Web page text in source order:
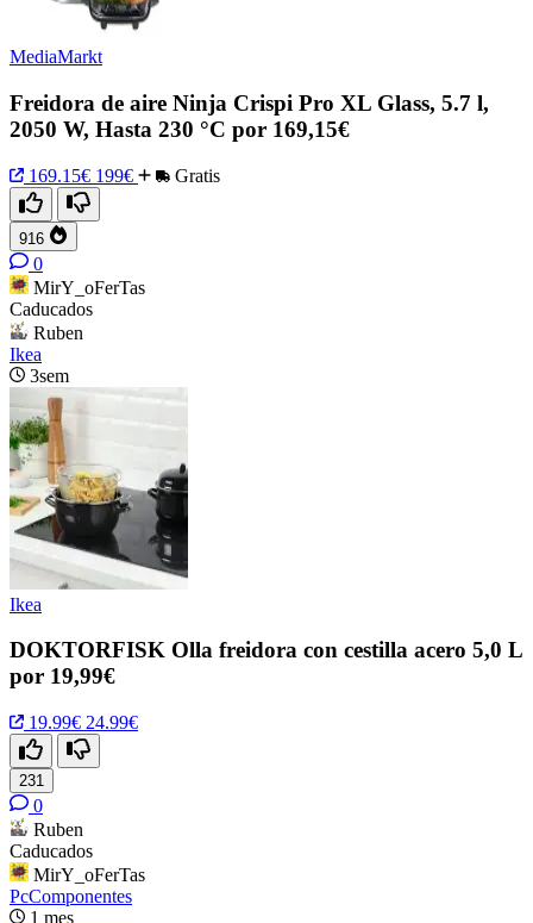
MediaMarkt
Freidora de aire Ninja Crispi Pro XL Glass, 5.7 l,
2050 W, Hasta 230 °C por 169,15€
169.15€ 199€ Gratis
916
0
MirY_oFerTas
Caducados
Ruben
Ikea
3sem
Ikea
DOKTORFISK Olla freidora con cestilla acero 5,0 L
por 19,99€
19.99€ 24.99€
231
0
Ruben
Caducados
MirY_oFerTas
PcComponentes
1 mes